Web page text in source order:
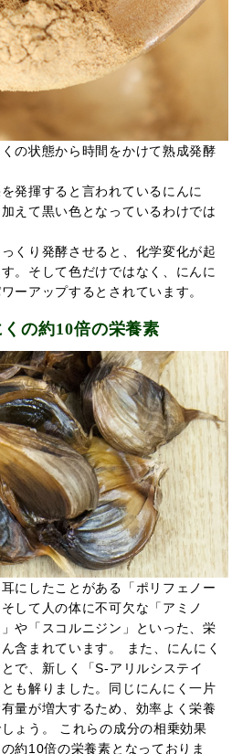
の状態から時間をかけて熟成発酵
発揮すると言われているにんに
えて黒い色となっているわけでは
くり発酵させると、化学変化が起
。そして色だけではなく、にんに
ーアップするとされています。
の約10倍の栄養素
にしたことがある「ポリフェノー
して人の体に不可欠な「アミノ
や「スコルニジン」といった、栄
含まれています。 また、にんにく
で、新しく「S-アリルシステイ
も解りました。同じにんにく一片
量が増大するため、効率よく栄養
ょう。 これらの成分の相乗効果
約10倍の栄養素となっておりま